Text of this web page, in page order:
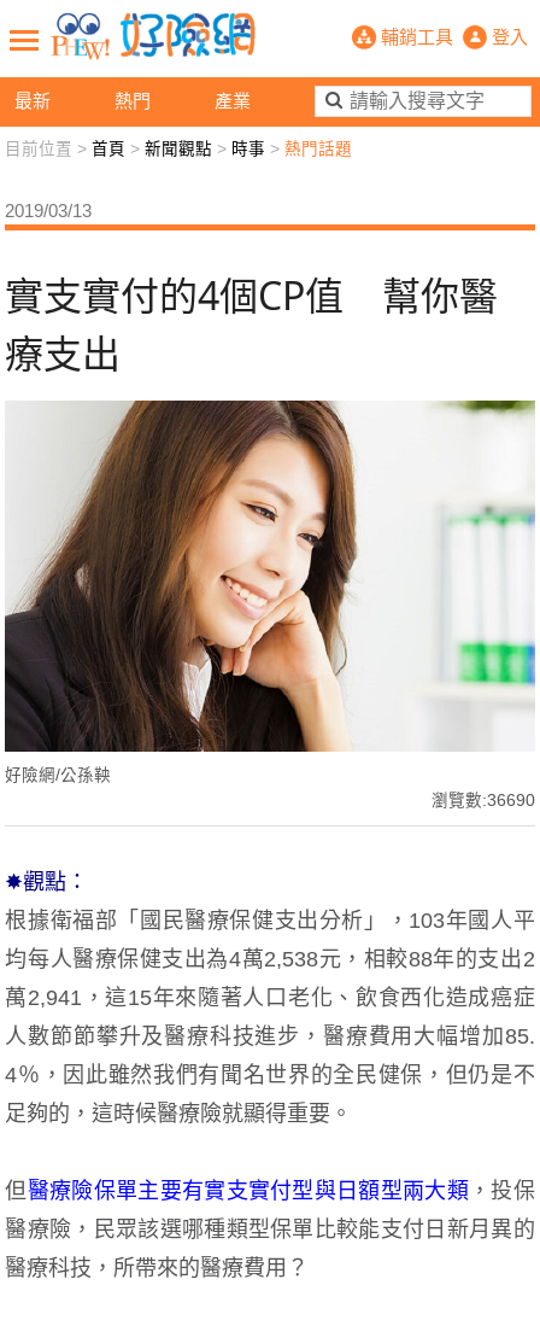
最新 熱門 產業
實支實付的4個CP值 幫你醫療支
輔銷工具 登入
新聞觀點 業務交流 好險懂生活
退休先準備 好險學堂 輔銷工具 活動專區
目前位置 >首頁 >新聞觀點 > 時事 >熱門話題
2019/03/13
實支實付的4個CP值 幫你醫
療支出
好險網/公孫鞅
瀏覽數:36690
✸觀點：
根據衛福部「國民醫療保健支出分析」，103年國人平
均每人醫療保健支出為4萬2,538元，相較88年的支出2
萬2,941，這15年來隨著人口老化、飲食西化造成癌症
人數節節攀升及醫療科技進步，醫療費用大幅增加85.
4％，因此雖然我們有聞名世界的全民健保，但仍是不
足夠的，這時候醫療險就顯得重要。
但醫療險保單主要有實支實付型與日額型兩大類 ，投保
醫療險，民眾該選哪種類型保單比較能支付日新月異的
醫療科技，所帶來的醫療費用？